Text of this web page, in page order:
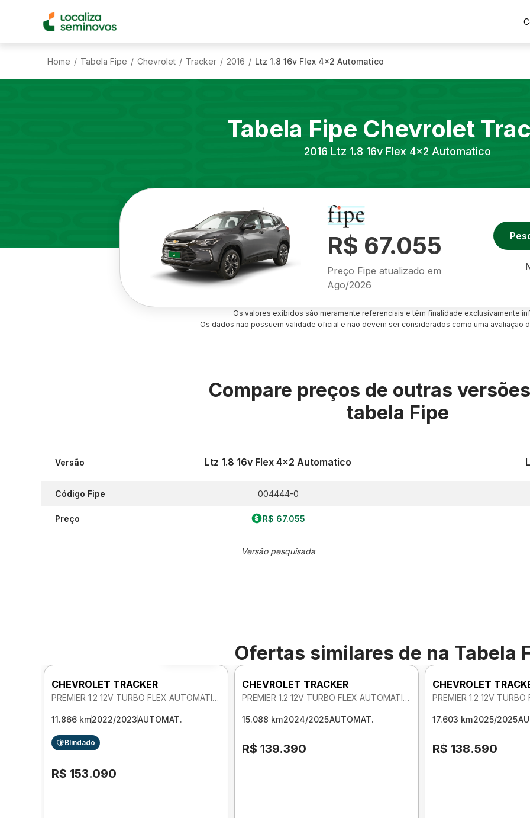
Home / Tabela Fipe / Chevrolet / Tracker / 2016 / Ltz 1.8 16v Flex 4x2 Automatico
Tabela Fipe Chevrolet
2016 Ltz 1.8 16v Flex 4x2 Automatico
R$ 67.055
Preço Fipe atualizado em
Ago/2026
Os valores exibidos são meramente referenciais e têm finalidade exclusivamente
Os dados não possuem validade oficial e não devem ser considerados como uma avaliação
Compare preços de outras
tabela Fipe
Versão
Código Fipe
Preço
Ltz 1.8 16v Flex 4x2 Automatico
004444-0
R$ 67.055
Versão pesquisada
Ofertas similares de na Tabela
CHEVROLET TRACKER
PREMIER 1.2 12V TURBO FLEX AUTOMATICO
11.866 km2022/2023AUTOMAT.
Blindado
R$ 153.090
CHEVROLET TRACKER
PREMIER 1.2 12V TURBO FLEX AUTOMATICO
15.088 km2024/2025AUTOMAT.
R$ 139.390
CHEVROLET
17.603 km2025/2025
R$ 138.590